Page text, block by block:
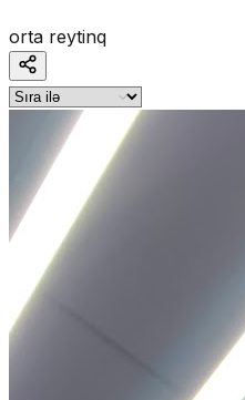
orta reytinq